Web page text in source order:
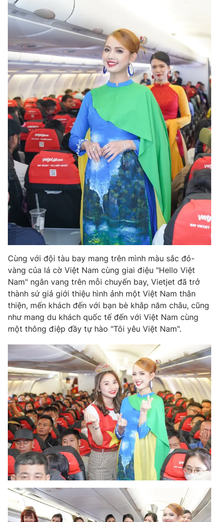
Cùng với đội tàu bay mang trên mình màu sắc đỏ-
vàng của lá cờ Việt Nam cùng giai điệu "Hello Việt
Nam" ngân vang trên mỗi chuyến bay, Vietjet đã trở
thành sứ giả giới thiệu hình ảnh một Việt Nam thân
thiện, mến khách đến với bạn bè khắp năm châu, cũng
như mang du khách quốc tế đến với Việt Nam cùng
một thông điệp đầy tự hào "Tôi yêu Việt Nam".